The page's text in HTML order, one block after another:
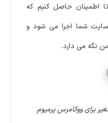
اطمینان حاصل کنیم که
سایت شما اجرا می شود و
نگه می دارد.
برای ووکامرس پرمیوم